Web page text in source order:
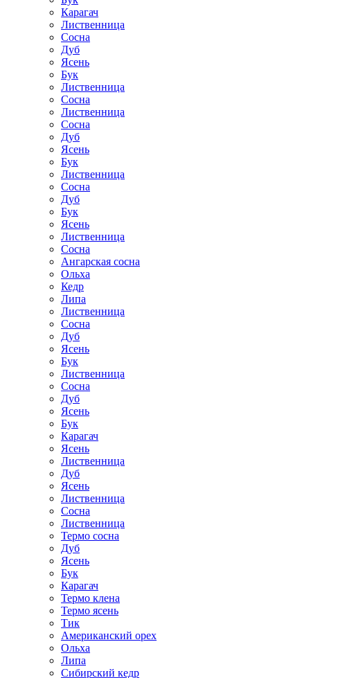
Карагач
Лиственница
Сосна
Дуб
Ясень
Бук
Лиственница
Сосна
Лиственница
Сосна
Дуб
Ясень
Бук
Лиственница
Сосна
Дуб
Бук
Ясень
Лиственница
Сосна
Ангарская сосна
Ольха
Кедр
Липа
Лиственница
Сосна
Дуб
Ясень
Бук
Лиственница
Сосна
Дуб
Ясень
Бук
Карагач
Ясень
Лиственница
Дуб
Ясень
Лиственница
Сосна
Лиственница
Термо сосна
Дуб
Ясень
Бук
Карагач
Термо клена
Термо ясень
Тик
Американский орех
Ольха
Липа
Сибирский кедр